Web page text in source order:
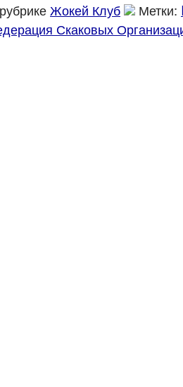
Жокей Клуб Метки:
Скаковых